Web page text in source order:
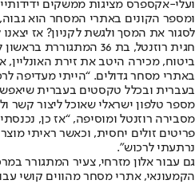
ועלי-אקספרס מציגות ממשקים
ומספר הקונים באתרי המסחר הוא
לסגור את המסך ולגשת לקניון? אז יצאנו
ביטוח, מכירה היטב את זירת האונליין,
באתרי מסחר גדולים. “הייתי מעדיפה
בעברית ובכלל טקסטים בעברית
מספר טלפון ישראלי שאוכל ליצור קשר
מסבירה רוזנטל ומוסיפה, “אז כן,
נרתעתי לרכוש”.
גם עבור אלון מזרחי, צעיר המתגורר
הקמעונאי, אתרי מסחר מהווים קושי